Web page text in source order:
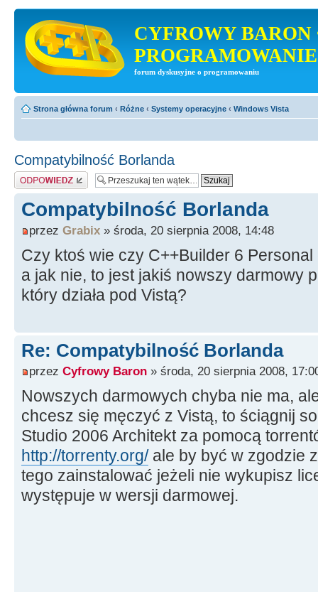
CYFROWY BARON
PROGRAMOWANIE
forum dyskusyjne o programowaniu
Strona główna forum ‹ Różne ‹ Systemy operacyjne ‹ Windows Vista
Compatybilność Borlanda
Odpowiedz
Compatybilność Borlanda
przez Grabix » środa, 20 sierpnia 2008, 14:48
Czy ktoś wie czy C++Builder 6 Personal
a jak nie, to jest jakiś nowszy darmowy
który działa pod Vistą?
Re: Compatybilność Borlanda
przez Cyfrowy Baron » środa, 20 sierpnia 2008,
Nowszych darmowych chyba nie ma,
chcesz się męczyć z Vistą, to ściągnij
Studio 2006 Architekt za pomocą
http://torrenty.org/ale by być w zgodzie
tego zainstalować jeżeli nie wykupisz
występuje w wersji darmowej.